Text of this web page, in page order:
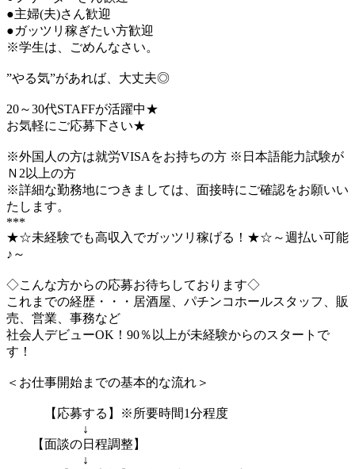
●主婦(夫)さん歓迎
●ガッツリ稼ぎたい方歓迎
※学生は、ごめんなさい。
”やる気”があれば、大丈夫◎
20～30代STAFFが活躍中★
お気軽にご応募下さい★
※外国人の方は就労VISAをお持ちの方 ※日本語能力試験が
Ｎ2以上の方
※詳細な勤務地につきましては、面接時にご確認をお願いい
たします。
***
★☆未経験でも高収入でガッツリ稼げる！★☆～週払い可能
♪～
◇こんな方からの応募お待ちしております◇
これまでの経歴・・・居酒屋、パチンコホールスタッフ、販
売、営業、事務など
社会人デビューOK！90％以上が未経験からのスタートで
す！
＜お仕事開始までの基本的な流れ＞
【応募する】※所要時間1分程度
↓
【面談の日程調整】
↓